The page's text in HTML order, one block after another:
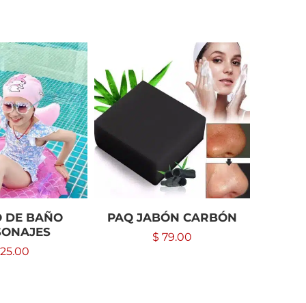
DE BAÑO
PAQ JABÓN CARBÓN
$ 79.00